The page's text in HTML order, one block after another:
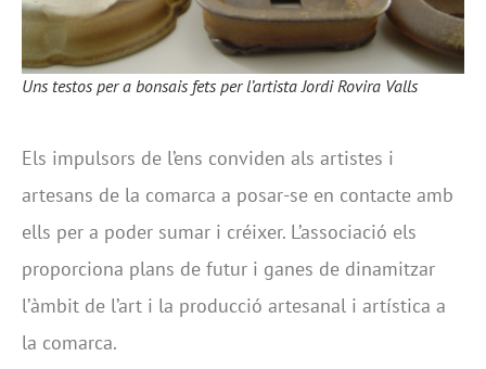
Uns testos per a bonsais fets per l’artista Jordi Rovira Valls
Els impulsors de l’ens conviden als artistes i
artesans de la comarca a posar-se en contacte amb
ells per a poder sumar i créixer. L’associació els
proporciona plans de futur i ganes de dinamitzar
l’àmbit de l’art i la producció artesanal i artística a
la comarca.